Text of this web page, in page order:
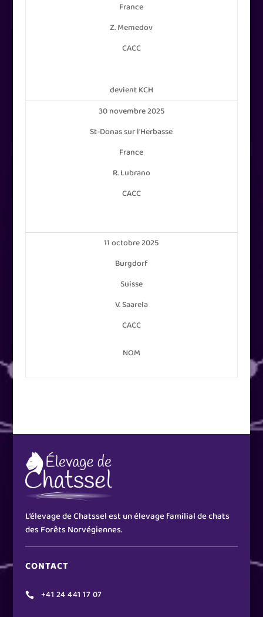
France
Z. Memedov
CACC
devient KCH
30 novembre 2025
St-Donas sur l'Herbasse
France
R. Lubrano
CACC
11 octobre 2025
Burgdorf
Suisse
V. Saarela
CACC
NOM
L’élevage de Chatssel est un élevage familial de chats
des Forêts Norvégiennes.
CONTACT
 +41 24 441 17 07